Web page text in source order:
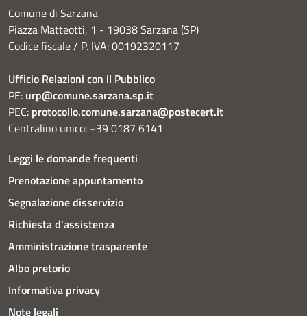
Comune di Sarzana
Piazza Matteotti, 1 - 19038 Sarzana (SP)
Codice fiscale / P. IVA: 00192320117
Ufficio Relazioni con il Pubblico
PE: urp@comune.sarzana.sp.it
PEC: protocollo.comune.sarzana@postecert.it
Centralino unico: +39 0187 6141
Leggi le domande frequenti
Prenotazione appuntamento
Segnalazione disservizio
Richiesta d'assistenza
Amministrazione trasparente
Albo pretorio
Informativa privacy
Note legali